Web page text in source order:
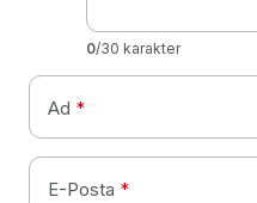
0/30 karakter
Ad *
E-Posta *